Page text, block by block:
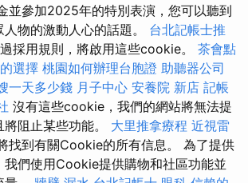
並參加2025年的特別表演，您可以聽到
物的激動人心的話題。 台北記帳士推
採用規則，將啟用這些cookie。 茶會點
選擇 桃園如何辦理台胞證 助聽器公司
一天多少錢 月子中心 安養院 新店 記帳
沒有這些cookie，我們的網站將無法提
阻止某些功能。 大里推拿療程 近視雷
找到有關Cookie的所有信息。 為了提供
我們使用Cookie提供購物和社區功能並